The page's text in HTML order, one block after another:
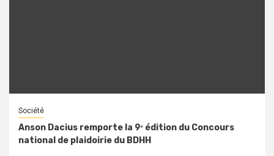
Société
Anson Dacius remporte la 9ᵉ édition du Concours
national de plaidoirie du BDHH